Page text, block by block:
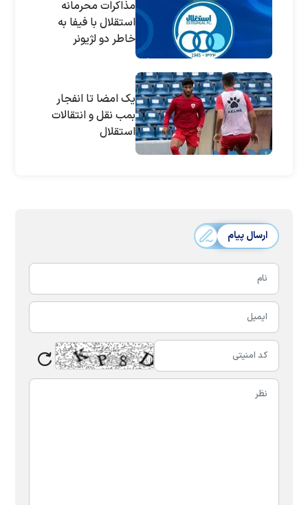
مذاکرات محرمانه
استقلال با فیفا به
خاطر دو لژیونر
یک امضا تا انفجار
بمب نقل و انتقالات
استقلال
ارسال پیام